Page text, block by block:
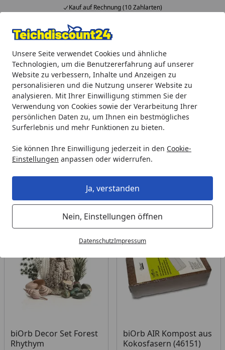
Unsere Seite verwendet Cookies und ähnliche
Technologien, um die Benutzererfahrung auf unserer
Website zu verbessern, Inhalte und Anzeigen zu
personalisieren und die Nutzung unserer Website zu
analysieren. Mit Ihrer Einwilligung stimmen Sie der
Verwendung von Cookies sowie der Verarbeitung Ihrer
persönlichen Daten zu, um Ihnen ein bestmögliches
Surferlebnis und mehr Funktionen zu bieten.
Sie können Ihre Einwilligung jederzeit in den Cookie-
Einstellungen anpassen oder widerrufen.
Ja, verstanden
Nein, Einstellungen öffnen
DatenschutzImpressum
Kauf auf Rechnung (10 Zahlarten)
Alle Produkte
Mein Konto
Suchen
Startseite
Aquaristik biOrb Dekoration biOrb Pflanzen
biOrb Pflanzen
Ihre Artikelübersicht
Kategorien
44
Bestseller -26%
biOrb Decor Set Forest
Rhythym
Produkt am Lager
biOrb AIR Kompost aus
Kokosfasern (46151)
Produkt am Lager